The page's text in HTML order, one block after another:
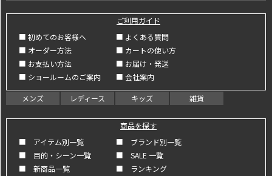
ご利用ガイド
■ 初めてのお客様へ
■ よくある質問
■ オーダー方法
■ カートの使い方
■ お支払い方法
■ お届け・発送
■ ショールームのご案内
■ 会社案内
メンズ レディース キッズ 雑貨
商品を探す
■ アイテム別一覧
■ ブランド別一覧
■ 目的・シーン一覧
■ SALE 一覧
■ 新商品一覧
■ ランキング